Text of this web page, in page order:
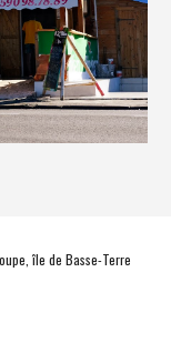
île de Basse-Terre